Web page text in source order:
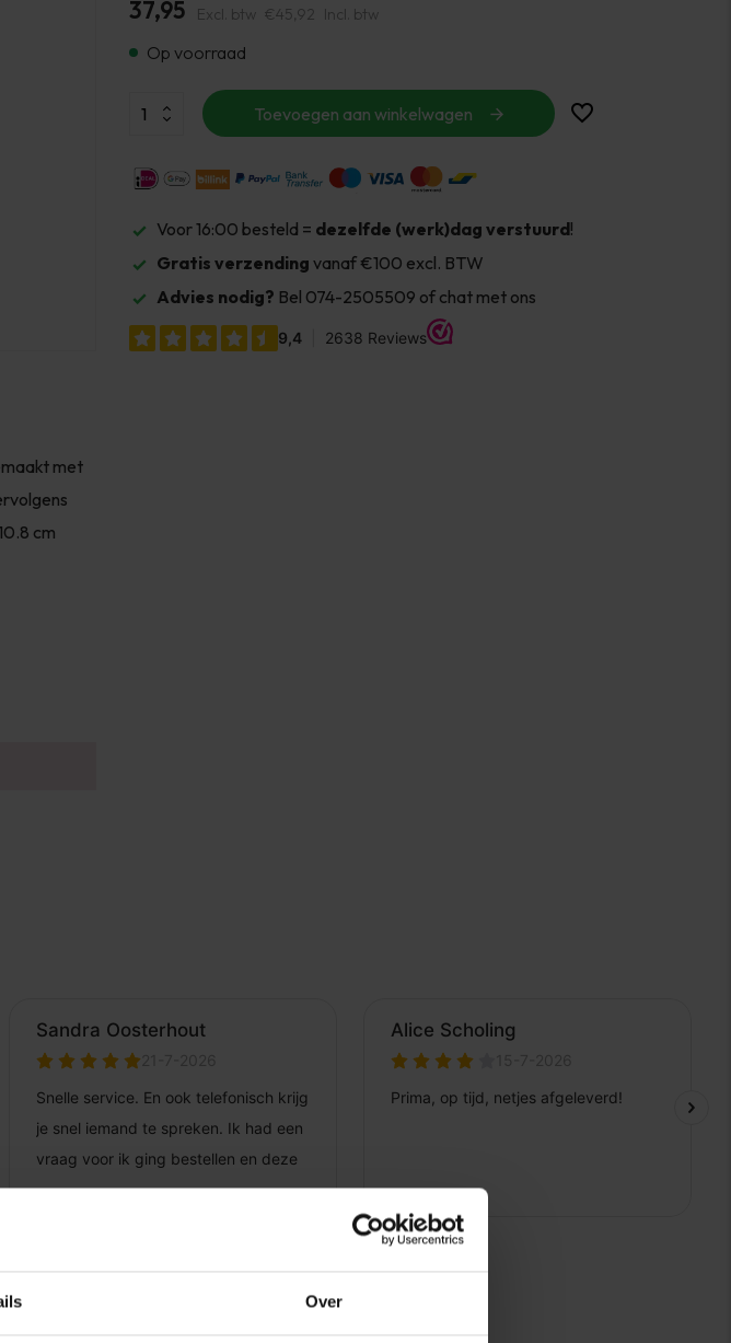
Over
met
cm
37,95 Excl. btw €45,92 Incl. btw
Op voorraad
Toevoegen aan winkelwagen
Voor 16:00 besteld = dezelfde (werk)dag verstuurd!
Gratis verzending vanaf €100 excl. BTW
Advies nodig? Bel 074-2505509 of chat met ons